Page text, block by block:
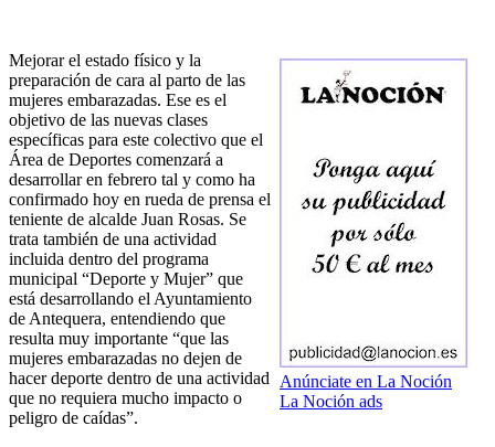
Anúnciate en La Noción
La Noción ads
Mejorar el estado físico y la
preparación de cara al parto de las
mujeres embarazadas. Ese es el
objetivo de las nuevas clases
específicas para este colectivo que el
Área de Deportes comenzará a
desarrollar en febrero tal y como ha
confirmado hoy en rueda de prensa el
teniente de alcalde Juan Rosas. Se
trata también de una actividad
incluida dentro del programa
municipal “Deporte y Mujer” que
está desarrollando el Ayuntamiento
de Antequera, entendiendo que
resulta muy importante “que las
mujeres embarazadas no dejen de
hacer deporte dentro de una actividad
que no requiera mucho impacto o
peligro de caídas”.